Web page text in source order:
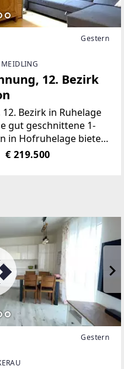
Gestern
12. Bezirk
Bezirk in Ruhelage
gut geschnittene 1-
in Hofruhelage bietet
aus
und
€ 219.500
Gestern